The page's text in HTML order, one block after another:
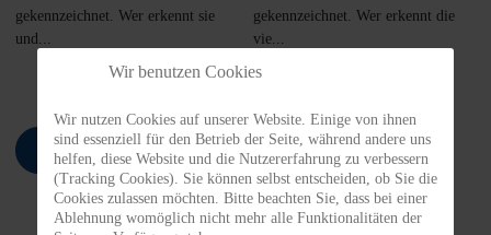
gekennzeichnet. Wer erkennt sie
und...
Mehr erfahren
gekennzeichnet. Wer erkennt die
vie...
Mehr erfahren
Wir benutzen Cookies
Wir nutzen Cookies auf unserer Website. Einige von ihnen
sind essenziell für den Betrieb der Seite, während andere uns
helfen, diese Website und die Nutzererfahrung zu verbessern
(Tracking Cookies). Sie können selbst entscheiden, ob Sie die
Cookies zulassen möchten. Bitte beachten Sie, dass bei einer
Ablehnung womöglich nicht mehr alle Funktionalitäten der